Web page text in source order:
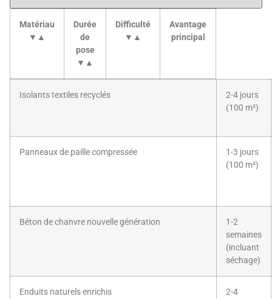
tableau
comparatif
interactif
biosourcés
selon
Matériau
▼▲
Durée
de
pose
▼▲
Difficulté
▼▲
Avantage
principal
Isolants textiles recyclés
2-4 jours
(100 m²)
Panneaux de paille compressée
1-3 jours
(100 m²)
Béton de chanvre nouvelle génération
1-2
semaines
(incluant
séchage)
Enduits naturels enrichis
2-4